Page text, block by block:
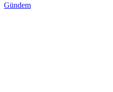
Gündem